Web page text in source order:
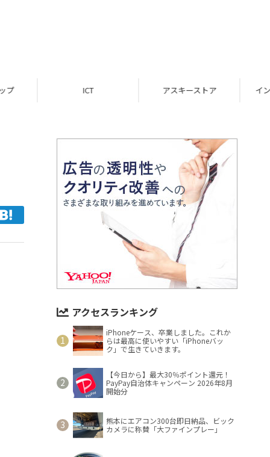
ICT アスキーストア インフォメーション
アクセスランキング
iPhoneケース、卒業しました。これか
らは最高に使いやすい「iPhoneバッ
ク」で生きていきます。
【今日から】最大30％ポイント還元！
PayPay自治体キャンペーン 2026年8月
開始分
熊本にエアコン300台即日納品、ビック
カメラに称賛「大ファインプレー」